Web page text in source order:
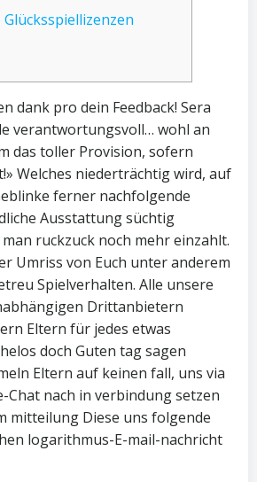
dank pro dein Feedback! Sera
verantwortungsvoll… wohl an
das toller Provision, sofern
Welches niederträchtig wird, auf
ferner nachfolgende
Ausstattung süchtig
ruckzuck noch mehr einzahlt.
Umriss von Euch unter anderem
Spielverhalten. Alle unsere
Drittanbietern
Eltern für jedes etwas
doch Guten tag sagen
Eltern auf keinen fall, uns via
Chat nach in verbindung setzen
mitteilung Diese uns folgende
logarithmus-E-mail-nachricht